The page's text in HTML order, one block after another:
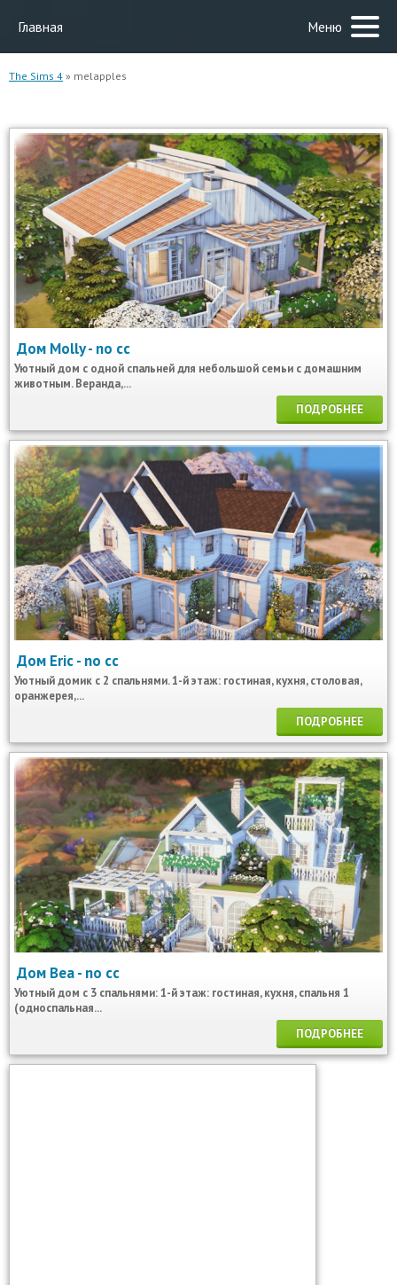
Главная Меню
The Sims 4 » melapples
Дом Molly - no cc
Уютный дом с одной спальней для небольшой семьи с домашним
животным. Веранда,...
ПОДРОБНЕЕ
Дом Eric - no cc
Уютный домик с 2 спальнями. 1-й этаж: гостиная, кухня, столовая,
оранжерея,...
ПОДРОБНЕЕ
Дом Bea - no cc
Уютный дом с 3 спальнями: 1-й этаж: гостиная, кухня, спальня 1
(односпальная...
ПОДРОБНЕЕ